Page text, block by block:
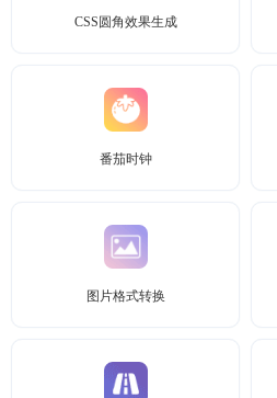
CSS圆角效果生成
番茄时钟
图片格式转换